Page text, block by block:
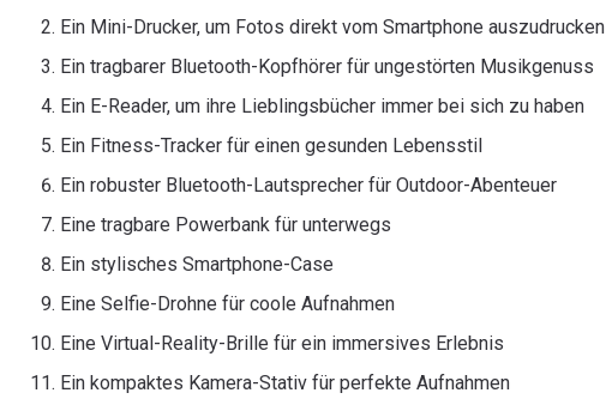
Ein Mini-Drucker, um Fotos direkt vom Smartphone auszudrucken
Ein tragbarer Bluetooth-Kopfhörer für ungestörten Musikgenuss
Ein E-Reader, um ihre Lieblingsbücher immer bei sich zu haben
Ein Fitness-Tracker für einen gesunden Lebensstil
Ein robuster Bluetooth-Lautsprecher für Outdoor-Abenteuer
Eine tragbare Powerbank für unterwegs
Ein stylisches Smartphone-Case
Eine Selfie-Drohne für coole Aufnahmen
Eine Virtual-Reality-Brille für ein immersives Erlebnis
Ein kompaktes Kamera-Stativ für perfekte Aufnahmen